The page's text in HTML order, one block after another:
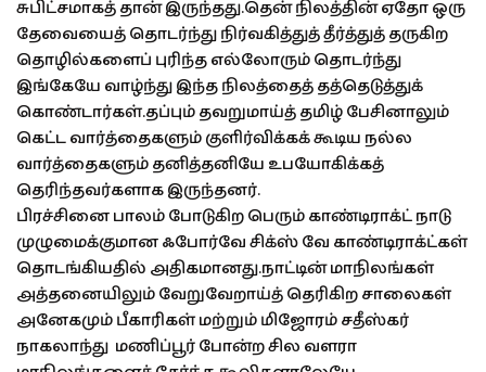
சுபிட்சமாகத் தான் இருந்தது.தென் நிலத்தின் ஏதோ ஒரு
தேவையைத் தொடர்ந்து நிர்வகித்துத் தீர்த்துத் தருகிற
தொழில்களைப் புரிந்த எல்லோரும் தொடர்ந்து
இங்கேயே வாழ்ந்து இந்த நிலத்தைத் தத்தெடுத்துக்
கொண்டார்கள்.தப்பும் தவறுமாய்த் தமிழ் பேசினாலும்
கெட்ட வார்த்தைகளும் குளிர்விக்கக் கூடிய நல்ல
வார்த்தைகளும் தனித்தனியே உபயோகிக்கத்
தெரிந்தவர்களாக இருந்தனர்.
பிரச்சினை பாலம் போடுகிற பெரும் காண்டிராக்ட் நாடு
முழுமைக்குமான ஃபோர்வே சிக்ஸ் வே காண்டிராக்ட்கள்
தொடங்கியதில் அதிகமானது.நாட்டின் மாநிலங்கள்
அத்தனையிலும் வேறுவேறாய்த் தெரிகிற சாலைகள்
அனேகமும் பீகாரிகள் மற்றும் மிஜோரம் சதீஸ்கர்
நாகலாந்து மணிப்பூர் போன்ற சில வளரா